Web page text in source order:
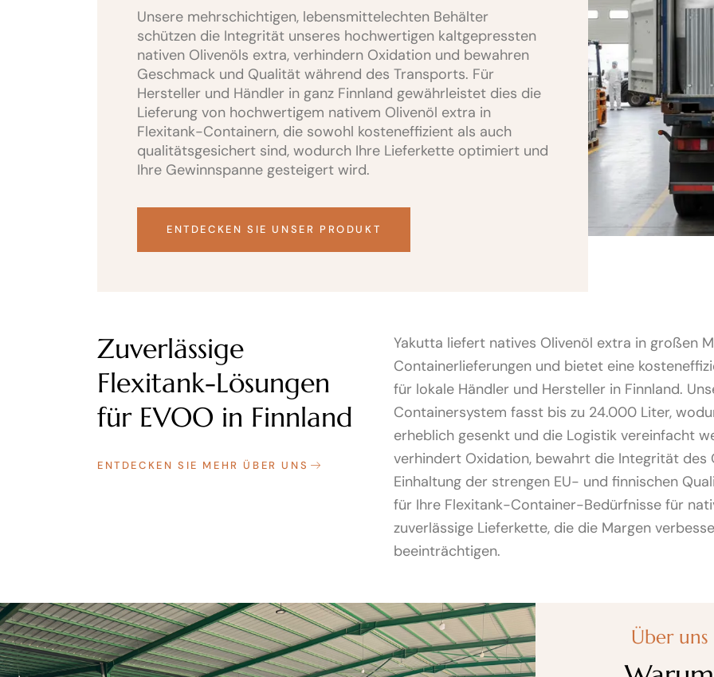
Unsere mehrschichtigen, lebensmittelechten Behälter
schützen die Integrität unseres hochwertigen kaltgepressten
nativen Olivenöls extra, verhindern Oxidation und bewahren
Geschmack und Qualität während des Transports. Für
Hersteller und Händler in ganz Finnland gewährleistet dies die
Lieferung von hochwertigem nativem Olivenöl extra in
Flexitank-Containern, die sowohl kosteneffizient als auch
qualitätsgesichert sind, wodurch Ihre Lieferkette optimiert und
Ihre Gewinnspanne gesteigert wird.
ENTDECKEN SIE UNSER PRODUKT
Zuverlässige
Flexitank-Lösungen
für EVOO in Finnland
ENTDECKEN SIE MEHR ÜBER UNS
Yakutta liefert natives Olivenöl extra in großen
Containerlieferungen und bietet eine
für lokale Händler und Hersteller in Finnland.
Containersystem fasst bis zu 24.000 Liter,
erheblich gesenkt und die Logistik vereinfacht
verhindert Oxidation, bewahrt die Integrität
Einhaltung der strengen EU- und finnischen
für Ihre Flexitank-Container-Bedürfnisse für
zuverlässige Lieferkette, die die Margen
beeinträchtigen.
Über uns